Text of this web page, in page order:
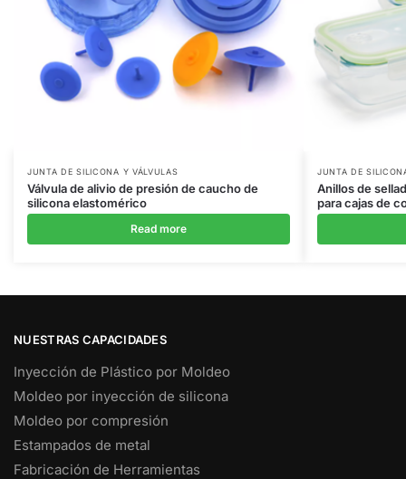
JUNTA DE SILICONA Y VÁLVULAS
Válvula de alivio de presión de caucho de
silicona elastomérico
Read more
JUNTA DE
Anillos de
para cajas de
NUESTRAS CAPACIDADES
Inyección de Plástico por Moldeo
Moldeo por inyección de silicona
Moldeo por compresión
Estampados de metal
Fabricación de Herramientas